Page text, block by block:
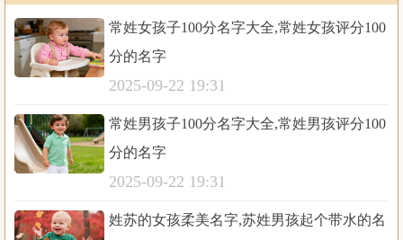
常姓女孩子100分名字大全,常姓女孩评分100
分的名字
2025-09-22 19:31
常姓男孩子100分名字大全,常姓男孩评分100
分的名字
2025-09-22 19:31
姓苏的女孩柔美名字,苏姓男孩起个带水的名